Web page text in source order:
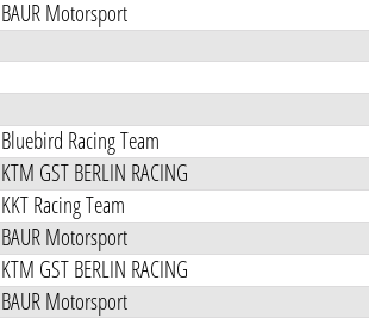
BAUR Motorsport
Bluebird Racing Team
KTM GST BERLIN RACING
KKT Racing Team
BAUR Motorsport
KTM GST BERLIN RACING
BAUR Motorsport